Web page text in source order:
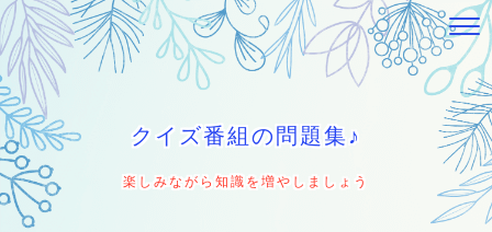
クイズ番組の問題集♪
楽しみながら知識を増やしましょう